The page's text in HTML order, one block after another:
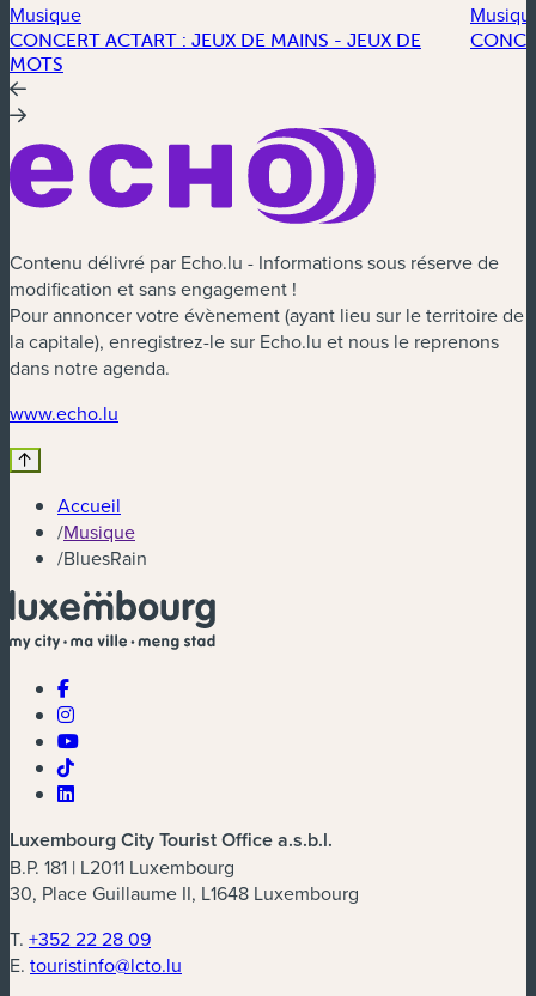
Musique
CONCERT ACTART : JEUX DE MAINS - JEUX DE
MOTS
Contenu délivré par Echo.lu - Informations sous réserve de
modification et sans engagement !
Pour annoncer votre évènement (ayant lieu sur le territoire de
la capitale), enregistrez-le sur Echo.lu et nous le reprenons
dans notre agenda.
www.echo.lu
Accueil
/Musique
/BluesRain
Luxembourg City Tourist Office a.s.b.l.
B.P. 181 | L2011 Luxembourg
30, Place Guillaume II, L1648 Luxembourg
T. +352 22 28 09
E. touristinfo@lcto.lu